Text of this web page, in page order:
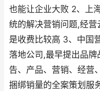
也能让企业大败 2、上
统的解决营销问题,经
是收费比较高 3、中国
落地公司,最早提出品
告、产品、营销、经营
捆绑销量的全案策划服